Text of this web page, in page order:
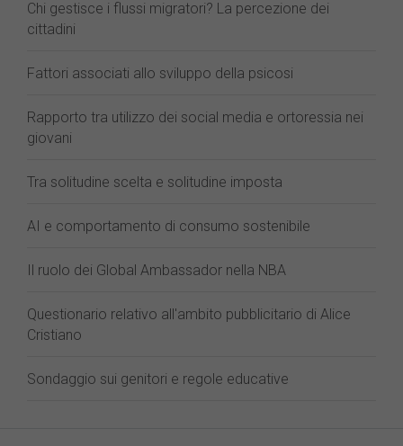
Chi gestisce i flussi migratori? La percezione dei
cittadini
Fattori associati allo sviluppo della psicosi
Rapporto tra utilizzo dei social media e ortoressia nei
giovani
Tra solitudine scelta e solitudine imposta
AI e comportamento di consumo sostenibile
Il ruolo dei Global Ambassador nella NBA
Questionario relativo all'ambito pubblicitario di Alice
Cristiano
Sondaggio sui genitori e regole educative